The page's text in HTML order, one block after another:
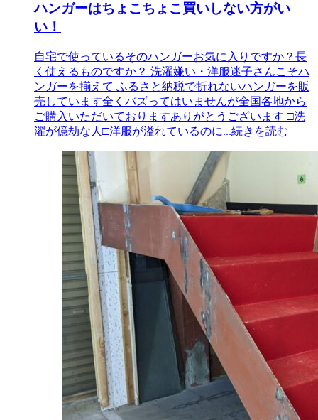
ハンガーはちょこちょこ買いしない方がい
い！
自宅で使っているそのハンガーお気に入りですか？長
く使えるものですか？ 洗濯嫌い・洋服迷子さんこそハ
ンガーを揃えて ふるさと納税で折れないハンガーを販
売しています全くバズってはいませんが全国各地から
ご購入いただいておりますありがとうございます □洗
濯が億劫な人□洋服が溢れているのに...続きを読む